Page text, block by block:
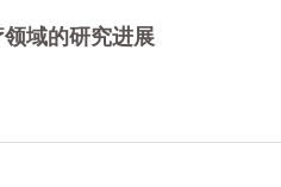
域的研究进展